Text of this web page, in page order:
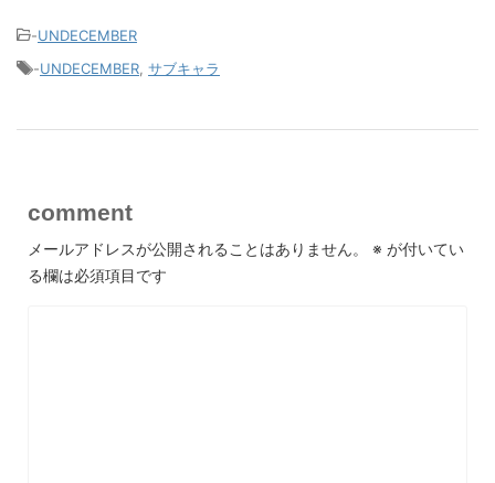
-UNDECEMBER
-UNDECEMBER サブキャラ
comment
メールアドレスが公開されることはありません。 ※ が付いてい
る欄は必須項目です